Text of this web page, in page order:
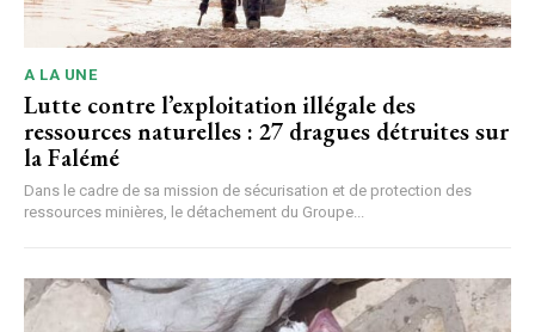
A LA UNE
Lutte contre l’exploitation illégale des
ressources naturelles : 27 dragues détruites sur
la Falémé
Dans le cadre de sa mission de sécurisation et de protection des
ressources minières, le détachement du Groupe...